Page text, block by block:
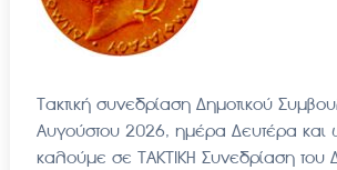
Τακτική συνεδρίαση Δημοτικού
Αυγούστου 2026, ημέρα Δευτέρα και
καλούμε σε ΤΑΚΤΙΚΗ Συνεδρίαση του